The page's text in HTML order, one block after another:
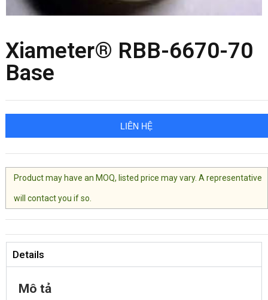
Xiameter® RBB-6670-70
Base
LIÊN HỆ
Product may have an MOQ, listed price may vary. A representative
will contact you if so.
Details
Mô tả